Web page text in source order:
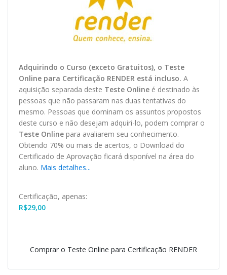
Adquirindo o Curso (exceto Gratuitos), o Teste
Online para Certificação RENDER está incluso. A
aquisição separada deste Teste Online é destinado às
pessoas que não passaram nas duas tentativas do
mesmo. Pessoas que dominam os assuntos propostos
deste curso e não desejam adquiri-lo, podem comprar o
Teste Online para avaliarem seu conhecimento.
Obtendo 70% ou mais de acertos, o Download do
Certificado de Aprovação ficará disponível na área do
aluno. Mais detalhes...
Certificação, apenas:
R$29,00
Comprar o Teste Online para Certificação RENDER